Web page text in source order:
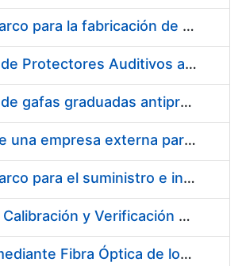
Acuerdo marco para la fabricación de piezas
Suministro de Protectores Auditivos a medida para las personas trabajadoras de los Centros de Trabajo de Madrid y Burgos
Suministro de gafas graduadas antiproyecciones para los trabajadores de la FNMT-RCM en los centros de trabajo de Madrid y Burgos
Servicios de una empresa externa para el asesoramiento y resolución de los recursos de alzada que se presentan relacionados con procesos de selección para la FNMT-RCM
Acuerdo marco para el suministro e instalación de persianas, estores y otros complementos
Servicio de Calibración y Verificación Externa de los Equipos de Medición del Servicio de Prevención de la FNMT-RCM
Conexión mediante Fibra Óptica de los Centros de Proceso de Datos (CPDs) de las sedes de la FNMT-RCM de Burgos y Madrid